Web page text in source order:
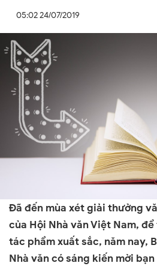
05:02 24/07/2019
Đã đến mùa xét giải thưởng
của Hội Nhà văn Việt Nam,
tác phẩm xuất sắc, năm nay,
Nhà văn có sáng kiến mời